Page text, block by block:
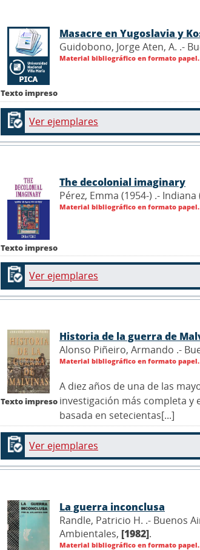
Texto impreso
Masacre en Yugoslavia y
Guidobono, Jorge Aten, A. .-
Material bibliográfico en formato papel.
Ver ejemplares
Texto impreso
The decolonial imaginary
Pérez, Emma (1954-) .-
Material bibliográfico en formato papel.
Ver ejemplares
Texto impreso
Historia de la guerra de
Alonso Piñeiro, Armando .-
Material bibliográfico en formato papel.
A diez años de una de las
investigación más completa y
basada en setecientas[...]
Ver ejemplares
La guerra inconclusa
Randle, Patricio H. .- Buenos
Ambientales, [1982].
Material bibliográfico en formato papel.